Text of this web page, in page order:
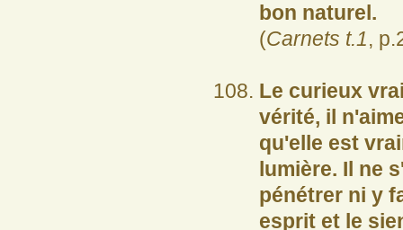
bon naturel.
(Carnets t.1,
Le curieux
vérité, il
qu'elle est
lumière. Il ne
pénétrer ni y
esprit et le